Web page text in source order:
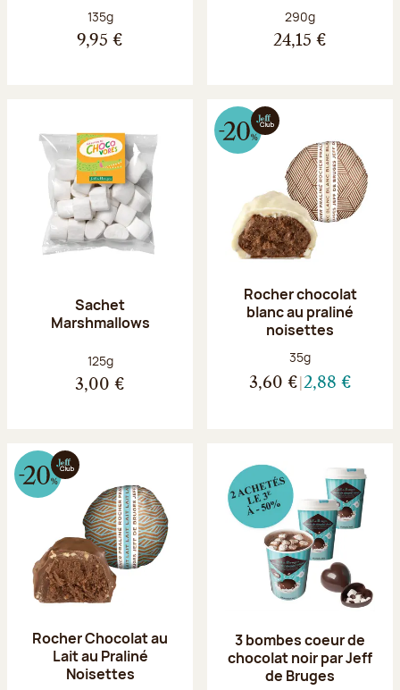
Poids net :
135g
9,95 €
Poids net :
290g
24,15 €
Sachet
Marshmallows
Poids net :
125g
3,00 €
Rocher chocolat
blanc au praliné
noisettes
Poids net :
35g
3,60 € 2,88 €
Rocher Chocolat au
Lait au Praliné
Noisettes
3 bombes coeur de
chocolat noir par Jeff
de Bruges